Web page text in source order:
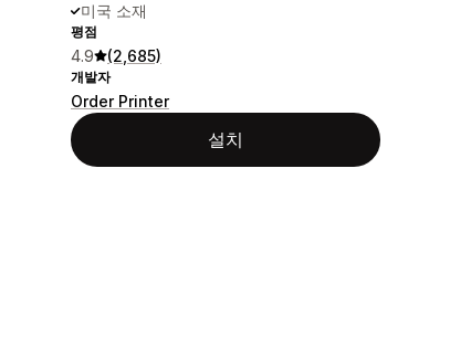
미국 소재
평점
4.9 (2,685)
개발자
Order Printer
설치